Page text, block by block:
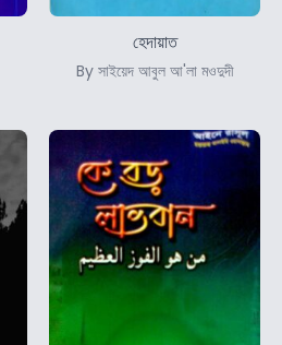
হেদায়াত
By সাইয়েদ আবুল আ'লা মওদুদী